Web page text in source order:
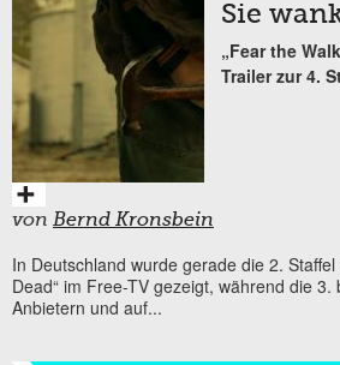
Sie
„Fear the
Trailer zur 4.
von Bernd Kronsbein
In Deutschland wurde gerade die 2.
Dead“ im Free-TV gezeigt, während die
Anbietern und auf...